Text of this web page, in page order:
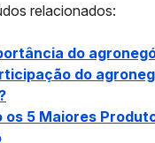
relacionados:
do
do
os 5 Maiores